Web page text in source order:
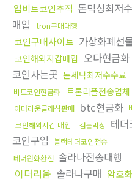
업비트코인추적 돈믹싱최저
매입
tron구매대행
코인구매사이트 가상화폐선
코인해외지갑매입 오다현금화
코인사는곳 돈세탁최저수수료
비트코인현금화 트론리플전송업체
이더리움클레식판매 btc현금화
코인해외지갑 매입 검돈믹싱 테더
코인구입
블랙테더코인전송
테더원화환전 솔라나전송대행
이더리움 솔라나구매 암호